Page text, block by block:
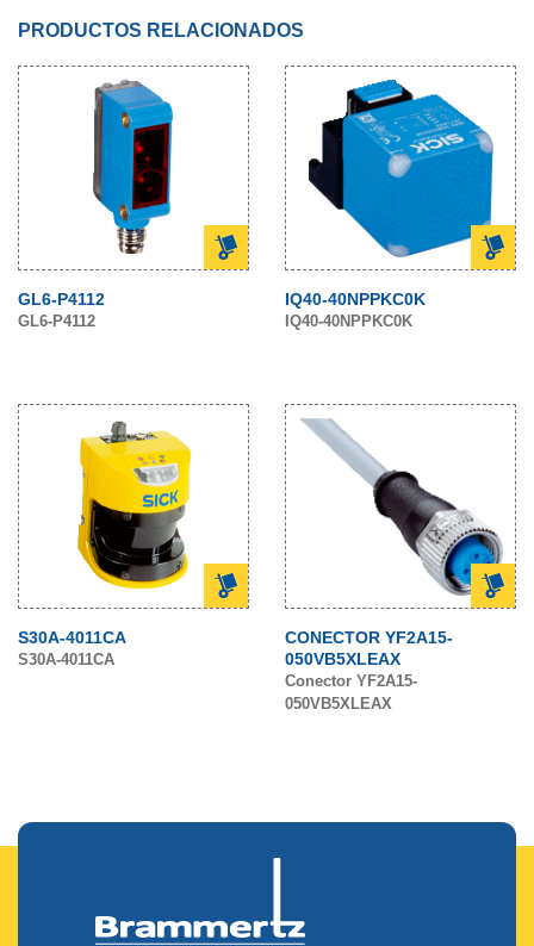
PRODUCTOS RELACIONADOS
GL6-P4112
GL6-P4112
IQ40-40NPPKC0K
IQ40-40NPPKC0K
S30A-4011CA
S30A-4011CA
CONECTOR YF2A15-
050VB5XLEAX
Conector YF2A15-
050VB5XLEAX